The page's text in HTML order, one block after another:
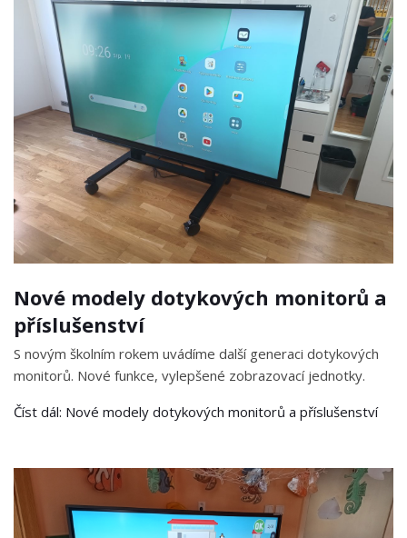
Nové modely dotykových monitorů a
příslušenství
S novým školním rokem uvádíme další generaci dotykových
monitorů. Nové funkce, vylepšené zobrazovací jednotky.
Číst dál: Nové modely dotykových monitorů a příslušenství